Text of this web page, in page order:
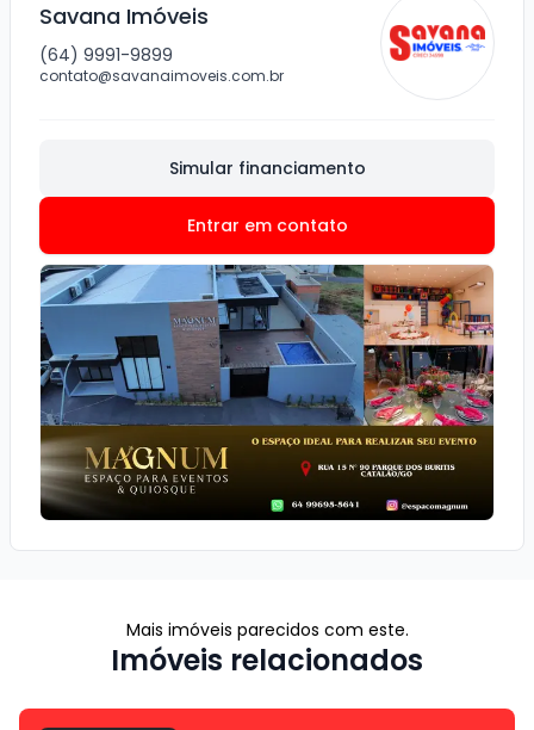
Savana Imóveis
(64) 9991-9899
contato@savanaimoveis.com.br
Simular financiamento
Entrar em contato
Mais imóveis parecidos com este.
Imóveis relacionados